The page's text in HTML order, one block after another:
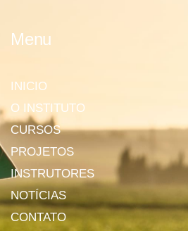
Menu
INICIO
O INSTITUTO
CURSOS
PROJETOS
INSTRUTORES
NOTÍCIAS
CONTATO